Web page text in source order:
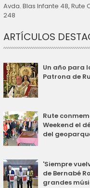
Avda. Blas Infante 48, Rute
248
ARTÍCULOS
Un año para
Patrona de
Rute
Weekend el
del
'Siempre
de Bernabé
grandes